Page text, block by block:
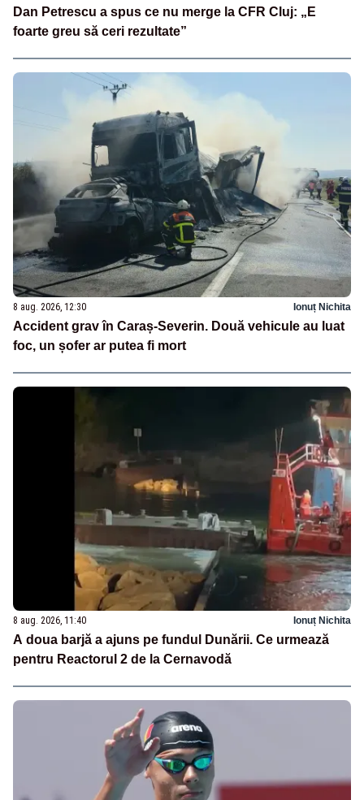
Dan Petrescu a spus ce nu merge la CFR Cluj: „E
foarte greu să ceri rezultate”
8 aug. 2026, 12:30 Ionuț Nichita
Accident grav în Caraș-Severin. Două vehicule au luat
foc, un șofer ar putea fi mort
8 aug. 2026, 11:40 Ionuț Nichita
A doua barjă a ajuns pe fundul Dunării. Ce urmează
pentru Reactorul 2 de la Cernavodă